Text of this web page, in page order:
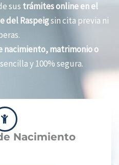
sus trámites online en el
del Raspeigsin cita previa ni
nacimiento, matrimonio o
y 100% segura.
Nacimiento